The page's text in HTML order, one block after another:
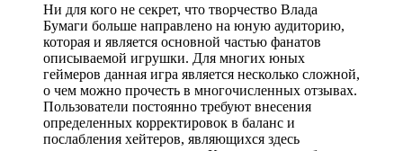
Ни для кого не секрет, что творчество Влада
Бумаги больше направлено на юную аудиторию,
которая и является основной частью фанатов
описываемой игрушки. Для многих юных
геймеров данная игра является несколько сложной,
о чем можно прочесть в многочисленных отзывах.
Пользователи постоянно требуют внесения
определенных корректировок в баланс и
послабления хейтеров, являющихся здесь